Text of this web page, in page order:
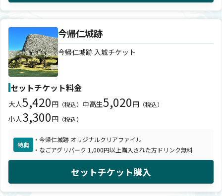
今帰仁城跡
今帰仁城跡 入城チケット
セットチケット料金
大人5,420円 （税込） 中高生5,020円 （税込）
小人3,300円 （税込）
特典
・今帰仁城跡 オリジナルクリアファイル
・なごアグリパーク 1,000円以上購入された方ドリンク無料
セットチケット購入